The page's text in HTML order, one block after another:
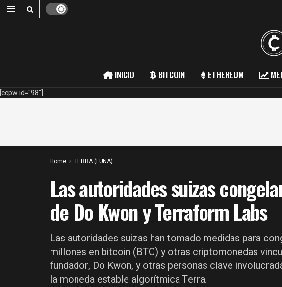
INICIO BITCOIN ETHEREUM
[ccpw id="98"]
Home TERRA (LUNA)
Las autoridades suizas
de Do Kwon y Terraform Labs
Las autoridades suizas han tomado medidas para
millones en bitcoin (BTC) y otras criptomonedas
fundador, Do Kwon, y otras personas clave
la moneda estable algorítmica Terra.